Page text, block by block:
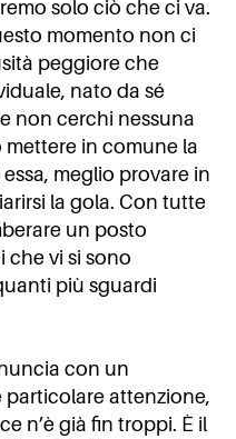
solo ciò che ci va.
momento non ci
peggiore che
nato da sé
non cerchi nessuna
in comune la
meglio provare in
la gola. Con tutte
un posto
che vi si sono
più sguardi
con un
attenzione,
n’è già fin troppi. È il